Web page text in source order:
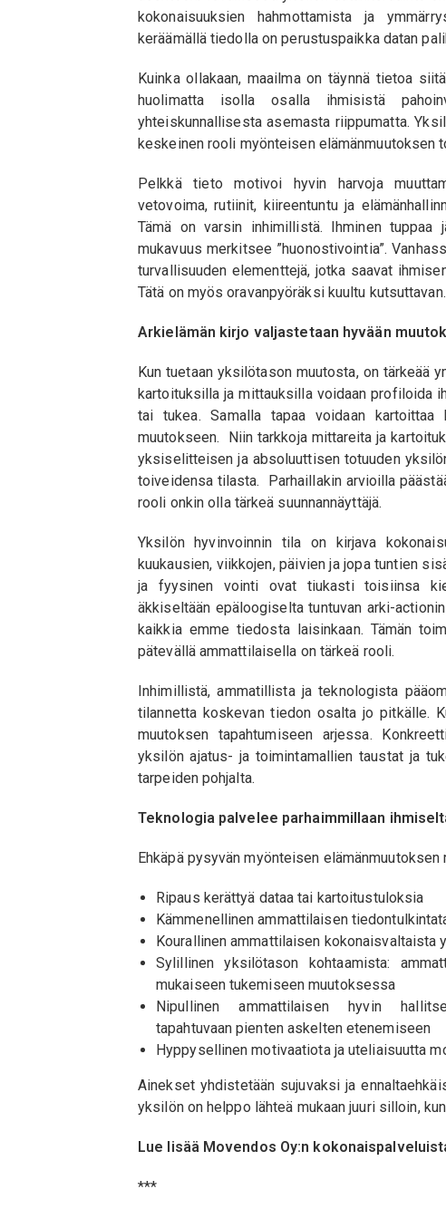
kokonaisuuksien hahmottamista ja
keräämällä tiedolla on perustuspaikka datan
Kuinka ollakaan, maailma on täynnä tietoa
huolimatta isolla osalla ihmisistä
yhteiskunnallisesta asemasta riippumatta.
keskeinen rooli myönteisen elämänmuutoksen
Pelkkä tieto motivoi hyvin harvoja
vetovoima, rutiinit, kiireentuntu ja
Tämä on varsin inhimillistä. Ihminen tuppaa
mukavuus merkitsee ”huonostivointia”.
turvallisuuden elementtejä, jotka saavat
Tätä on myös oravanpyöräksi kuultu kutsuttavan.
Arkielämän kirjo valjastetaan hyvään
Kun tuetaan yksilötason muutosta, on tärkeää
kartoituksilla ja mittauksilla voidaan profiloida
tai tukea. Samalla tapaa voidaan
muutokseen. Niin tarkkoja mittareita ja
yksiselitteisen ja absoluuttisen totuuden
toiveidensa tilasta. Parhaillakin arvioilla
rooli onkin olla tärkeä suunnannäyttäjä.
Yksilön hyvinvoinnin tila on kirjava
kuukausien, viikkojen, päivien ja jopa tuntien
ja fyysinen vointi ovat tiukasti toisiinsa
äkkiseltään epäloogiselta tuntuvan arki-
kaikkia emme tiedosta laisinkaan. Tämän
pätevällä ammattilaisella on tärkeä rooli.
Inhimillistä, ammatillista ja teknologista
tilannetta koskevan tiedon osalta jo pitkälle.
muutoksen tapahtumiseen arjessa.
yksilön ajatus- ja toimintamallien taustat ja
tarpeiden pohjalta.
Teknologia palvelee parhaimmillaan
Ehkäpä pysyvän myönteisen
Ripaus kerättyä dataa tai kartoitustuloksia
Kämmenellinen ammattilaisen
Kourallinen ammattilaisen kokonaisvaltaista
Sylillinen yksilötason kohtaamista:
mukaiseen tukemiseen muutoksessa
Nipullinen ammattilaisen hyvin
tapahtuvaan pienten askelten etenemiseen
Hyppysellinen motivaatiota ja uteliaisuutta
Ainekset yhdistetään sujuvaksi ja
yksilön on helppo lähteä mukaan juuri silloin,
Lue lisää Movendos Oy:n
***